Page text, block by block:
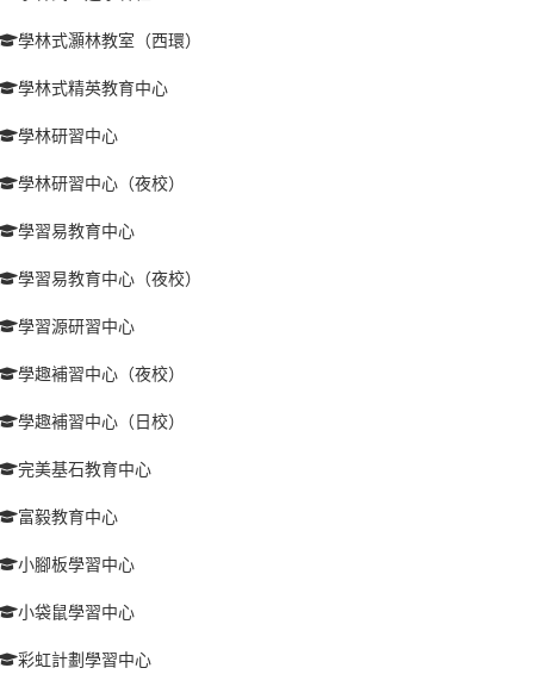
學林式灝林教室（西環）
學林式精英教育中心
學林研習中心
學林研習中心（夜校）
學習易教育中心
學習易教育中心（夜校）
學習源研習中心
學趣補習中心（夜校）
學趣補習中心（日校）
完美基石教育中心
富毅教育中心
小腳板學習中心
小袋鼠學習中心
彩虹計劃學習中心